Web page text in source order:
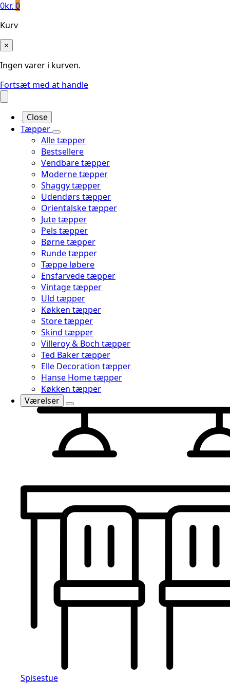
0kr. 0
Kurv
×
Ingen varer i kurven.
Fortsæt med at handle
Close
Tæpper
Alle tæpper
Bestsellere
Vendbare tæpper
Moderne tæpper
Shaggy tæpper
Udendørs tæpper
Orientalske tæpper
Jute tæpper
Pels tæpper
Børne tæpper
Runde tæpper
Tæppe løbere
Ensfarvede tæpper
Vintage tæpper
Uld tæpper
Køkken tæpper
Store tæpper
Skind tæpper
Villeroy & Boch tæpper
Ted Baker tæpper
Elle Decoration tæpper
Hanse Home tæpper
Køkken tæpper
Værelser
Spisestue